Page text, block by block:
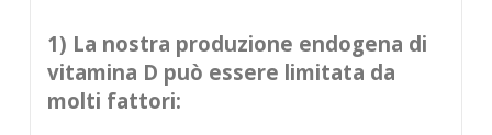
1) La nostra produzione endogena di
vitamina D può essere limitata da
molti fattori: